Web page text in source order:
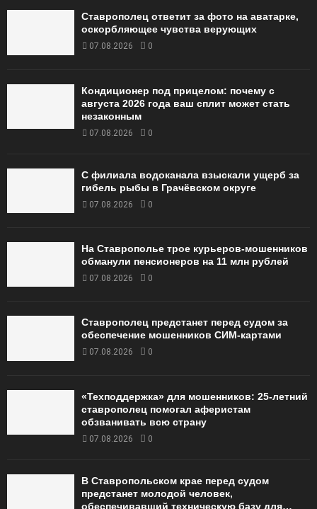
Ставрополец ответит за фото на аватарке,
оскорбляющее чувства верующих
07.08.2026 0
Кондиционер под прицелом: почему с
августа 2026 года ваш сплит может стать
незаконным
07.08.2026 0
С филиала водоканала взыскали ущерб за
гибель рыбы в Грачёвском округе
07.08.2026 0
На Ставрополье трое курьеров-мошенников
обманули пенсионеров на 11 млн рублей
07.08.2026 0
Ставрополец предстанет перед судом за
обеспечение мошенников СИМ-картами
07.08.2026 0
«Техподдержка» для мошенников: 25-летний
ставрополец помогал аферистам
обзванивать всю страну
07.08.2026 0
В Ставропольском крае перед судом
предстанет молодой человек,
обеспечивавший техническую базу для…